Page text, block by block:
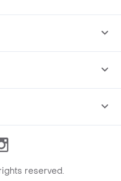
Instagram
reserved.